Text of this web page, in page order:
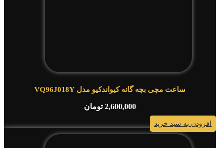
ساعت مچی بچه گانه کیواندکیو مدل VQ96J018Y
2,600,000 تومان
افزودن به سبد خرید